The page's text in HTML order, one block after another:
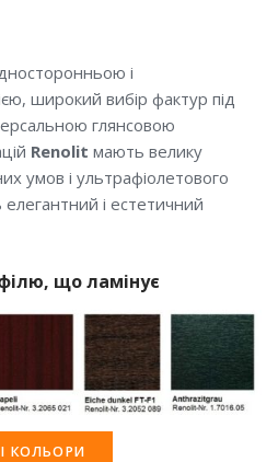
і
широкий вибір фактур під
глянсовою
Renolit мають велику
умов і ультрафіолетового
і естетичний
що ламінує
КОЛЬОРИ